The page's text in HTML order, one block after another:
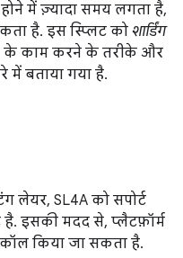
में ज़्यादा समय लगता है,
है. इस स्प्लिट कोशार्डिंग
के काम करने के तरीके और
बताया गया है.
लेयर, SL4A को सपोर्ट
इसकी मदद से, प्लैटफ़ॉर्म
किया जा सकता है.